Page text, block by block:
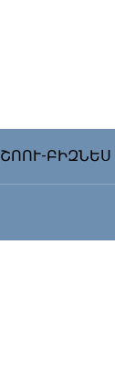
ՇՈՈՒ-ԲԻԶՆԵՍ